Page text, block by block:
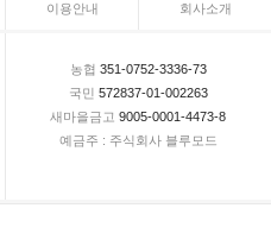
이용안내 회사소개
농협 351-0752-3336-73
국민 572837-01-002263
새마을금고 9005-0001-4473-8
예금주 : 주식회사 블루모드